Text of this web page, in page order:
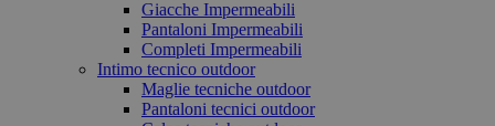
Giacche Impermeabili
Pantaloni Impermeabili
Completi Impermeabili
Intimo tecnico outdoor
Maglie tecniche outdoor
Pantaloni tecnici outdoor